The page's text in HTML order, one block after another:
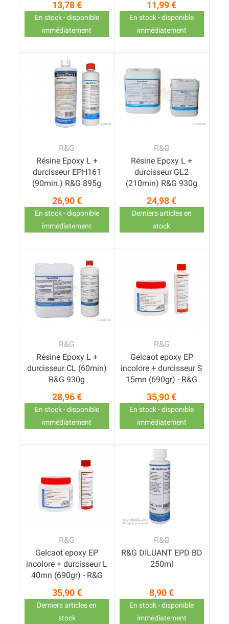
Prix
13,78 €
En stock - disponible
immédiatement
Prix
11,99 €
En stock - disponible
immédiatement
R&G
Résine Epoxy L +
durcisseur EPH161
(90min.) R&G 895g
Prix
26,90 €
En stock - disponible
immédiatement
R&G
Résine Epoxy L +
durcisseur GL2
(210min) R&G 930g
Prix
24,98 €
Derniers articles en
stock
R&G
Résine Epoxy L +
durcisseur CL (60min)
R&G 930g
Prix
28,96 €
En stock - disponible
immédiatement
R&G
Gelcaot epoxy EP
incolore + durcisseur S
15mn (690gr) - R&G
Prix
35,90 €
En stock - disponible
immédiatement
R&G
Gelcaot epoxy EP
incolore + durcisseur L
40mn (690gr) - R&G
Prix
35,90 €
Derniers articles en
stock
R&G
R&G DILUANT EPD BD
250ml
Prix
8,90 €
En stock - disponible
immédiatement